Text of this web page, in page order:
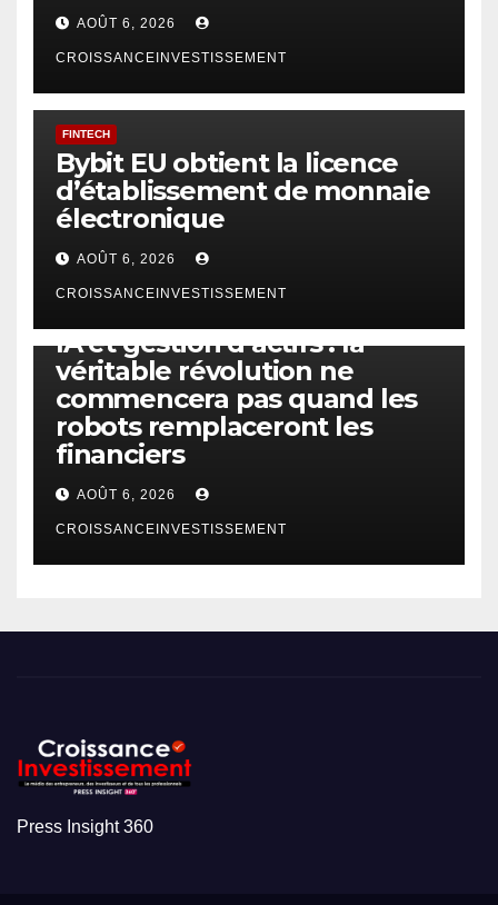
AOÛT 6, 2026
CROISSANCEINVESTISSEMENT
FINTECH
Bybit EU obtient la licence
d’établissement de monnaie
électronique
AOÛT 6, 2026
CROISSANCEINVESTISSEMENT
IA et gestion d’actifs : la
véritable révolution ne
commencera pas quand les
robots remplaceront les
financiers
AOÛT 6, 2026
CROISSANCEINVESTISSEMENT
Press Insight 360